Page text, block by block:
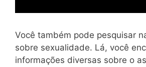
Você também pode pesquisar
sobre sexualidade. Lá, você
informações diversas sobre o